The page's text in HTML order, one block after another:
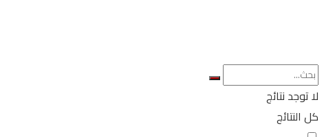
لا توجد نتائج
كل النتائج